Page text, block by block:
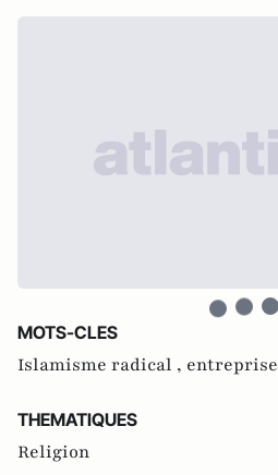
MOTS-CLES
Islamisme radical , entreprise
THEMATIQUES
Religion